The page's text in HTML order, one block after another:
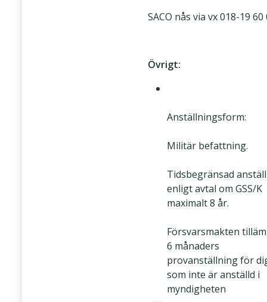
SACO nås via vx 018-19 60
Övrigt:
Anställningsform:
Militär befattning.
Tidsbegränsad
enligt avtal om GSS/K
maximalt 8 år.
Försvarsmakten
6 månaders
provanställning för
som inte är anställd i
myndigheten